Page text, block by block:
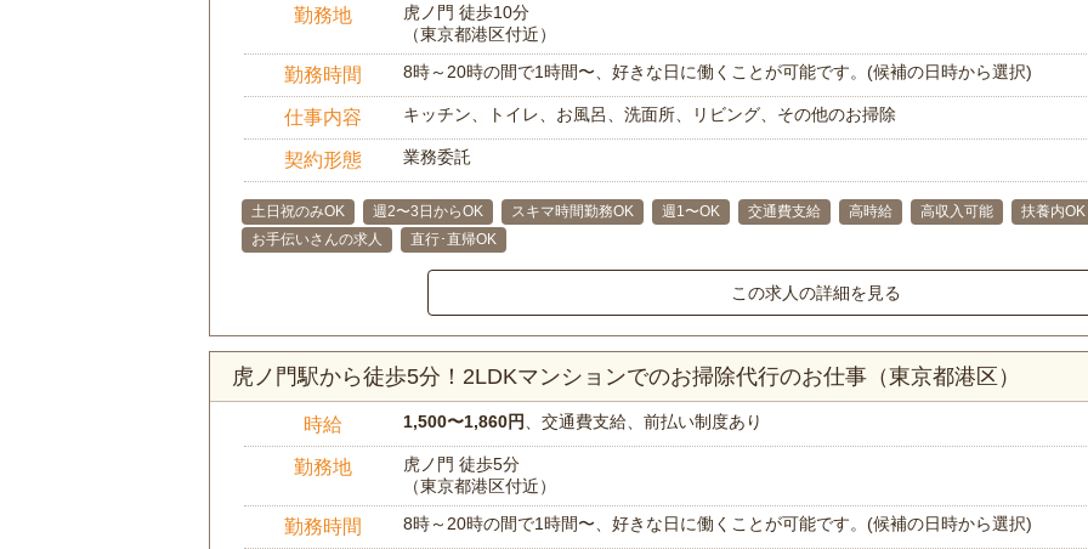
勤務地
虎ノ門 徒歩10分
（東京都港区付近）
勤務時間 8時～20時の間で1時間〜、好きな日に働くことが可能です。(候補の日時から選択)
仕事内容 キッチン、トイレ、お風呂、洗面所、リビング、その他のお掃除
契約形態 業務委託
土日祝のみOK 週2〜3日からOK スキマ時間勤務OK 週1〜OK 交通費支給 高時給 高収入可能 扶養内OK
お手伝いさんの求人
直行･直帰OK
この求人の詳細を見る
虎ノ門駅から徒歩5分！2LDKマンションでのお掃除代行のお仕事（東京都港区）
時給 1,500〜1,860円 、交通費支給、前払い制度あり
勤務地
虎ノ門 徒歩5分
（東京都港区付近）
勤務時間 8時～20時の間で1時間〜、好きな日に働くことが可能です。(候補の日時から選択)